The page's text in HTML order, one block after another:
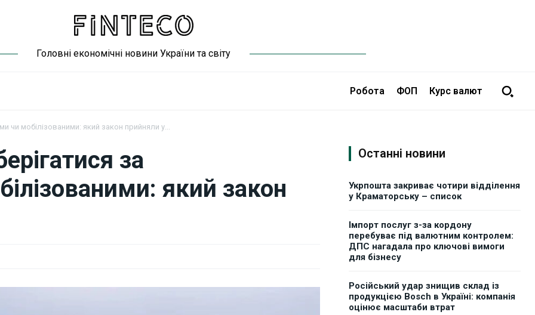
Головні економічні новини України та світу
Робота ФОП Курс валют
чи мобілізованими: який закон прийняли у...
за
який закон
Останні новини
Укрпошта закриває чотири відділення
у Краматорську – список
Імпорт послуг з-за кордону
перебуває під валютним контролем:
ДПС нагадала про ключові вимоги
для бізнесу
Російський удар знищив склад із
продукцією Bosch в Україні: компанія
оцінює масштаби втрат